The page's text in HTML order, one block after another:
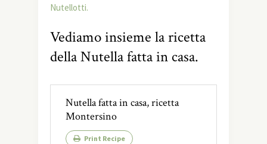
Nutellotti.
Vediamo insieme la ricetta
della Nutella fatta in casa.
Nutella fatta in casa, ricetta
Montersino
Print Recipe